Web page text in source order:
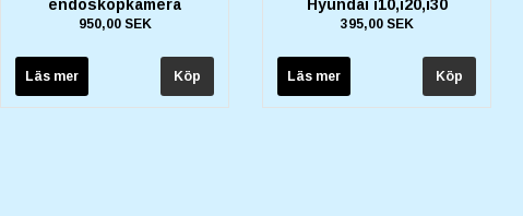
endoskopkamera
950,00 SEK
Läs mer
Hyundai i10,i20,i30
395,00 SEK
Läs mer